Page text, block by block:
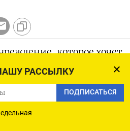
РАССЫЛКУ
ПОДПИСАТЬСЯ
которое хочет
экономику к
такое в следующем
видимо, не избежать. Но